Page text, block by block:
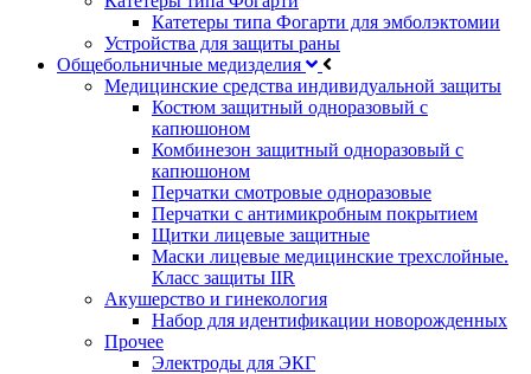
Катетеры типа Фогарти для эмболэктомии
Устройства для защиты раны
Общебольничные медизделия
Медицинские средства индивидуальной защиты
Костюм защитный одноразовый с
капюшоном
Комбинезон защитный одноразовый с
капюшоном
Перчатки смотровые одноразовые
Перчатки с антимикробным покрытием
Щитки лицевые защитные
Маски лицевые медицинские трехслойные.
Класс защиты IIR
Акушерство и гинекология
Набор для идентификации новорожденных
Прочее
Электроды для ЭКГ